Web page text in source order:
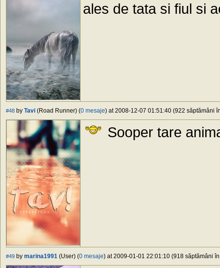
ales de tata si fiul si
#48 by Tavi (Road Runner) (0 mesaje) at 2008-12-07 01:51:40 (922 săptămâni
Sooper tare
#49 by marina1991 (User) (0 mesaje) at 2009-01-01 22:01:10 (918 săptămâni